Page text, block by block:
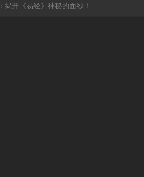
揭开《易经》神秘的面纱！